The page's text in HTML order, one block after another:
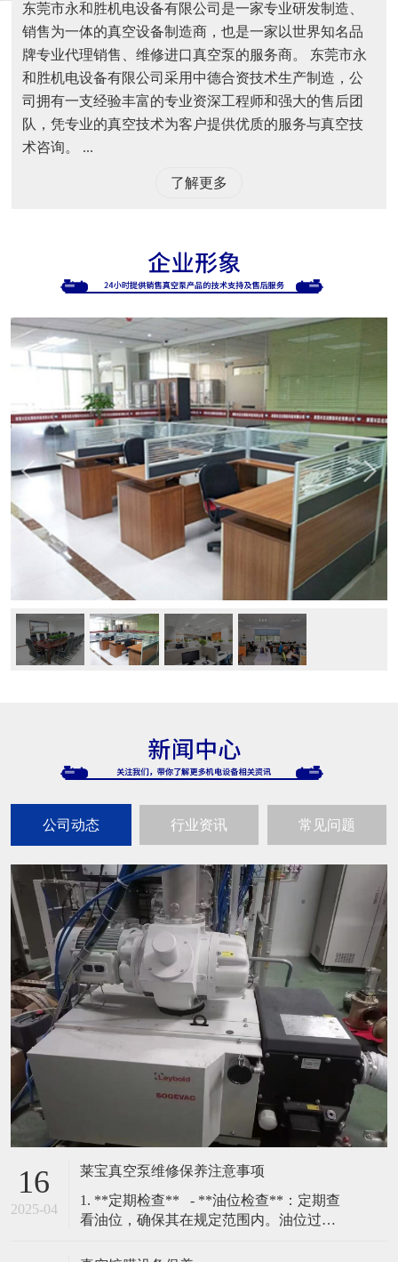
东莞市永和胜机电设备有限公司是一家专业研发制造、
销售为一体的真空设备制造商，也是一家以世界知名品
牌专业代理销售、维修进口真空泵的服务商。 东莞市永
和胜机电设备有限公司采用中德合资技术生产制造，公
司拥有一支经验丰富的专业资深工程师和强大的售后团
队，凭专业的真空技术为客户提供优质的服务与真空技
术咨询。 ...
了解更多
公司动态 行业资讯 常见问题
16
2025-04
莱宝真空泵维修保养注意事项
​1. **定期检查** - **油位检查**：定期查
看油位，确保其在规定范围内。油位过低
- **油质检查**：定期检查油的颜色和清洁